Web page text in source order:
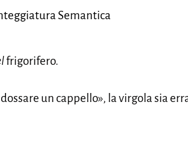
Semantica
frigorifero.
un cappello», la virgola sia